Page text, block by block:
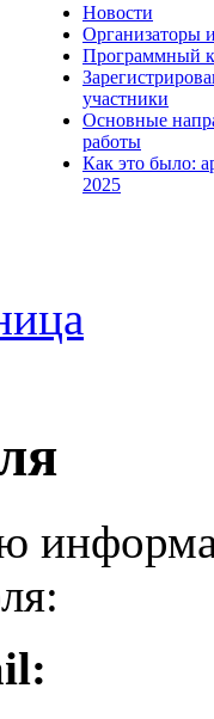
Новости
Организаторы
Программный
участники
Основные
работы
Как это было:
2025